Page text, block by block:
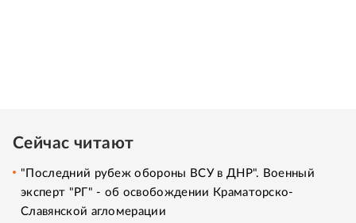
Сейчас читают
"Последний рубеж обороны ВСУ в ДНР". Военный
эксперт "РГ" - об освобождении Краматорско-
Славянской агломерации